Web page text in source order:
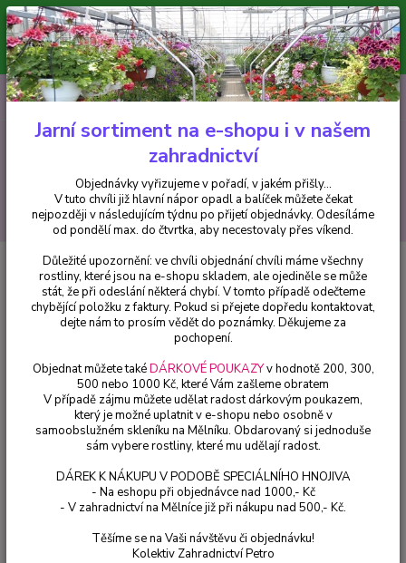
Minimální hodnota pro odeslání z e-shopu je 300 Kč.
V tuto chvíli již hlavní nápor objednávek opadl a balíček můžete čekat
nejpozději v následujícím týdnu po přijetí objednávky. Objednávky
vyřizujeme v pořadí, v jakém přišly...
CZK
Hledat
+420 602 223 614 0ks
za0 Kč
Chryzantémy Chryzantéma -drobnokvětá růžová - 1 ks
Chryzantéma -drobnokvětá
růžová - 1 ks
Jarní sortiment na e-shopu i v našem
zahradnictví
Objednávky vyřizujeme v pořadí, v jakém přišly...
V tuto chvíli již hlavní nápor opadl a balíček můžete čekat
nejpozději v následujícím týdnu po přijetí objednávky. Odesíláme
od pondělí max. do čtvrtka, aby necestovaly přes víkend.
Důležité upozornění: ve chvíli objednání chvíli máme všechny
rostliny, které jsou na e-shopu skladem, ale ojediněle se může
stát, že při odeslání některá chybí. V tomto případě odečteme
chybějící položku z faktury. Pokud si přejete dopředu kontaktovat,
dejte nám to prosím vědět do poznámky. Děkujeme za
pochopení.
Objednat můžete takéDÁRKOVÉ POUKAZYv hodnotě 200, 300,
500 nebo 1000 Kč, které Vám zašleme obratem
V případě zájmu můžete udělat radost dárkovým poukazem,
který je možné uplatnit v e-shopu nebo osobně v
samoobslužném skleníku na Mělníku. Obdarovaný si jednoduše
sám vybere rostliny, které mu udělají radost.
DÁREK K NÁKUPU V PODOBĚ SPECIÁLNÍHO HNOJIVA
- Na eshopu při objednávce nad 1000,- Kč
- V zahradnictví na Mělníce již při nákupu nad 500,- Kč.
Těšíme se na Vaši návštěvu či objednávku!
Kolektiv Zahradnictví Petro